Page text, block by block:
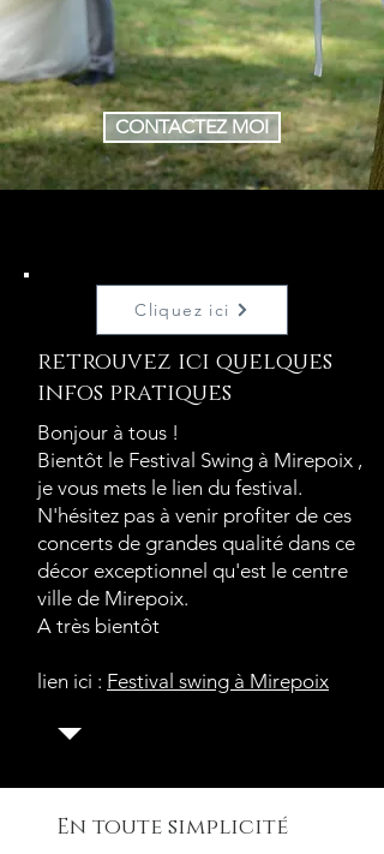
CONTACTEZ MOI
Cliquez ici
retrouvez ici quelques
infos pratiques
Bonjour à tous !
Bientôt le Festival Swing à Mirepoix ,
je vous mets le lien du festival.
N'hésitez pas à venir profiter de ces
concerts de grandes qualité dans ce
décor exceptionnel qu'est le centre
ville de Mirepoix.
A très bientôt
lien ici : Festival swing à Mirepoix
En toute simplicité